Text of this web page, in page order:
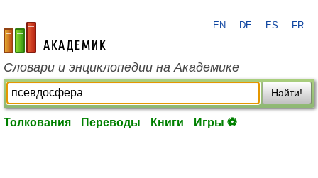
academic.ru
EN DE ES FR
Словари и энциклопедии на Академике
Найти!
Толкования Переводы Книги Игры ⚽